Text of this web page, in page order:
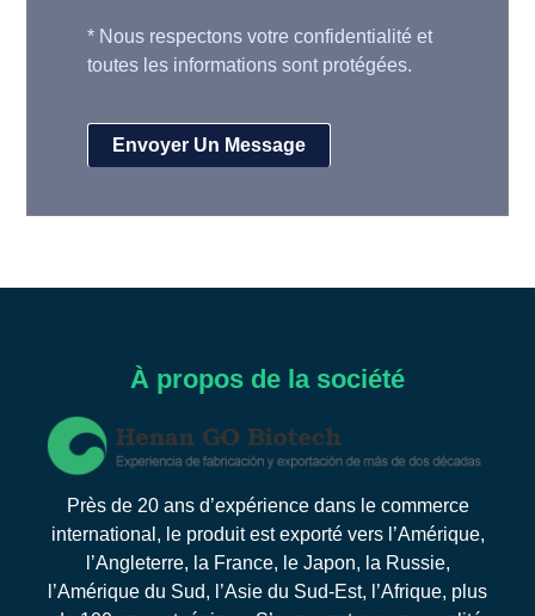
* Nous respectons votre confidentialité et
toutes les informations sont protégées.
À propos de la société
Près de 20 ans d’expérience dans le commerce
international, le produit est exporté vers l’Amérique,
l’Angleterre, la France, le Japon, la Russie,
l’Amérique du Sud, l’Asie du Sud-Est, l’Afrique, plus